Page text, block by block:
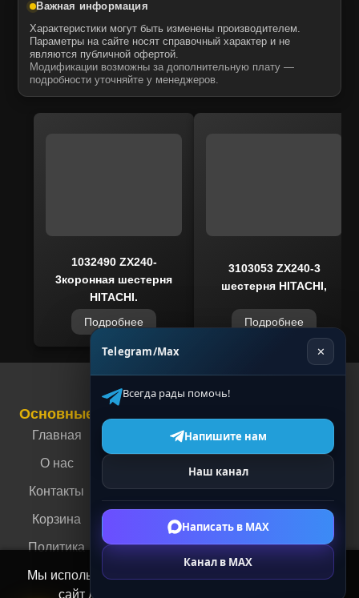
Важная информация
Характеристики могут быть изменены производителем.
Параметры на сайте носят справочный характер и не
являются публичной офертой.
Модификации возможны за дополнительную плату —
подробности уточняйте у менеджеров.
1032490 ZX240-
3коронная шестерня
HITACHI,
Подробнее
3103053 ZX240-3
шестерня HITACHI,
Подробнее
Основные
Главная
О нас
Контакты
Корзина
Политика
г. Москва, ул.
Энергетическая,
г. Пермь, ул.
Мильчакова, 35А
Telegram/Max ✕
Всегда рады помочь!
Напишите нам
Наш канал
Написать в MAX
Канал в MAX
Мы используем cookies и аналитику, чтобы сделать
сайт лучше и удобнее для вас.